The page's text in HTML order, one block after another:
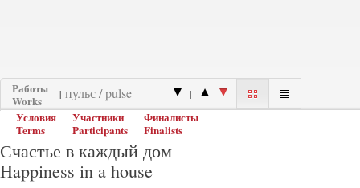
Работы
Works
| |
Условия
Terms
Участники
Participants
Финалисты
Finalists
Счастье в каждый дом
Happiness in a house